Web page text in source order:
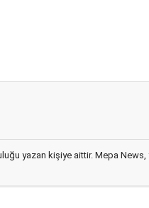
yazan kişiye aittir. Mepa